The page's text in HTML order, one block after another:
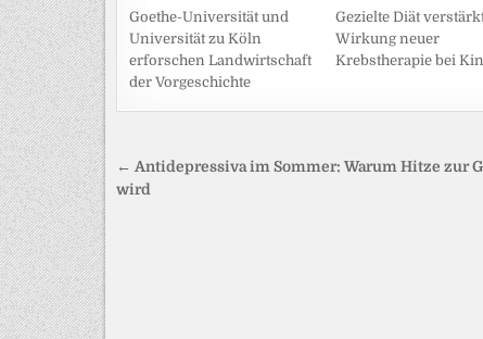
Goethe-Universität und
Universität zu Köln
erforschen Landwirtschaft
der Vorgeschichte
Gezielte Diät
Wirkung neuer
Krebstherapie bei
Beitragsnavigation
← Antidepressiva im Sommer: Warum Hitze zur
wird